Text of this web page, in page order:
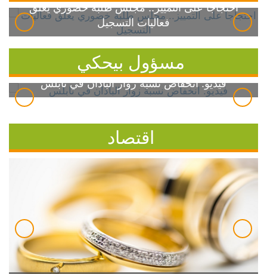
احتجاجاً على التمييز.. مجلس طلبة خضوري يعلق
فعاليات التسجيل
مسؤول بيحكي
فيديو: انخفاض نسبة زوار الباذان في نابلس
اقتصاد